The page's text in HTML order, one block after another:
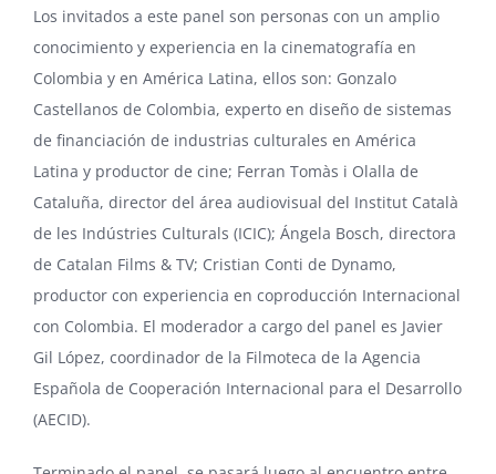
Los invitados a este panel son personas con un amplio
conocimiento y experiencia en la cinematografía en
Colombia y en América Latina, ellos son: Gonzalo
Castellanos de Colombia, experto en diseño de sistemas
de financiación de industrias culturales en América
Latina y productor de cine; Ferran Tomàs i Olalla de
Cataluña, director del área audiovisual del Institut Català
de les Indústries Culturals (ICIC); Ángela Bosch, directora
de Catalan Films & TV; Cristian Conti de Dynamo,
productor con experiencia en coproducción Internacional
con Colombia. El moderador a cargo del panel es Javier
Gil López, coordinador de la Filmoteca de la Agencia
Española de Cooperación Internacional para el Desarrollo
(AECID).